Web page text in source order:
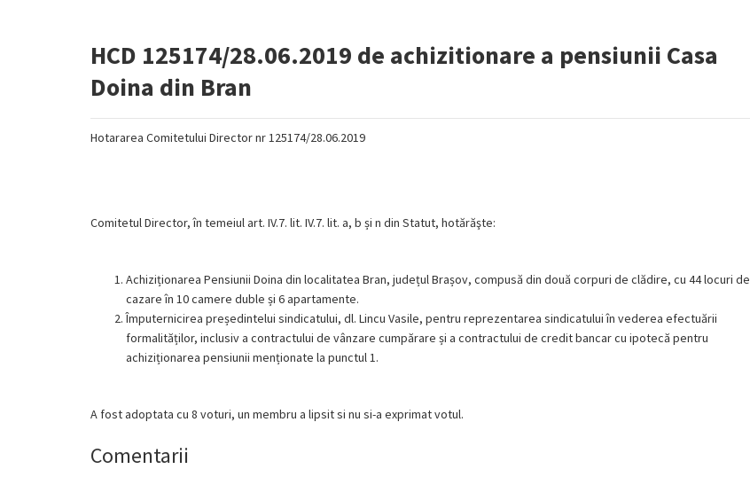
HCD 125174/28.06.2019 de achizitionare a pensiunii Casa
Doina din Bran
Hotararea Comitetului Director nr 125174/28.06.2019
Comitetul Director, în temeiul art. IV.7. lit. IV.7. lit. a, b și n din Statut, hotărăşte:
Achiziționarea Pensiunii Doina din localitatea Bran, județul Brașov, compusă din două corpuri de clădire, cu 44 locuri de
cazare în 10 camere duble și 6 apartamente.
Împuternicirea președintelui sindicatului, dl. Lincu Vasile, pentru reprezentarea sindicatului în vederea efectuării
formalităților, inclusiv a contractului de vânzare cumpărare și a contractului de credit bancar cu ipotecă pentru
achiziționarea pensiunii menționate la punctul 1.
A fost adoptata cu 8 voturi, un membru a lipsit si nu si-a exprimat votul.
Comentarii